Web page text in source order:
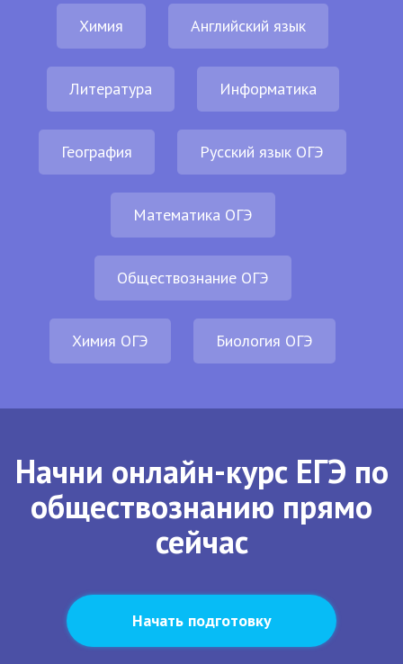
Химия Английский язык
Литература Информатика
География Русский язык ОГЭ
Математика ОГЭ
Обществознание ОГЭ
Химия ОГЭ Биология ОГЭ
Начни онлайн-курс ЕГЭ по
обществознанию прямо
сейчас
Начать подготовку